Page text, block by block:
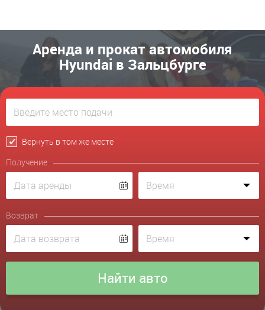
Аренда и прокат автомобиля
Hyundai в Зальцбурге
Вернуть в том же месте
Получение
Возврат